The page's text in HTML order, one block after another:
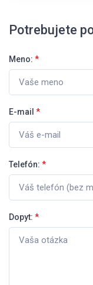
Potrebujete
Meno: *
E-mail *
Telefón: *
Dopyt: *